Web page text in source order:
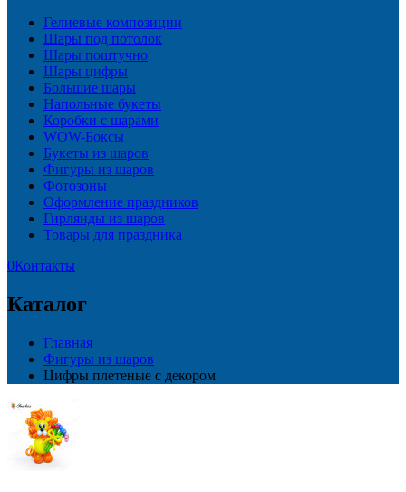
Гелиевые композиции
Шары под потолок
Шары поштучно
Шары цифры
Большие шары
Напольные букеты
Коробки с шарами
WOW-Боксы
Букеты из шаров
Фигуры из шаров
Фотозоны
Оформление праздников
Гирлянды из шаров
Товары для праздника
0Контакты
Каталог
Главная
Фигуры из шаров
Цифры плетеные с декором